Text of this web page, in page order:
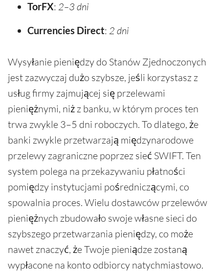
TorFX: 2–3 dni
Currencies Direct: 2 dni
Wysyłanie pieniędzy do Stanów Zjednoczonych
jest zazwyczaj dużo szybsze, jeśli korzystasz z
usług firmy zajmującej się przelewami
pieniężnymi, niż z banku, w którym proces ten
trwa zwykle 3–5 dni roboczych. To dlatego, że
banki zwykle przetwarzają międzynarodowe
przelewy zagraniczne poprzez sieć SWIFT. Ten
system polega na przekazywaniu płatności
pomiędzy instytucjami pośredniczącymi, co
spowalnia proces. Wielu dostawców przelewów
pieniężnych zbudowało swoje własne sieci do
szybszego przetwarzania pieniędzy, co może
nawet znaczyć, że Twoje pieniądze zostaną
wypłacone na konto odbiorcy natychmiastowo.